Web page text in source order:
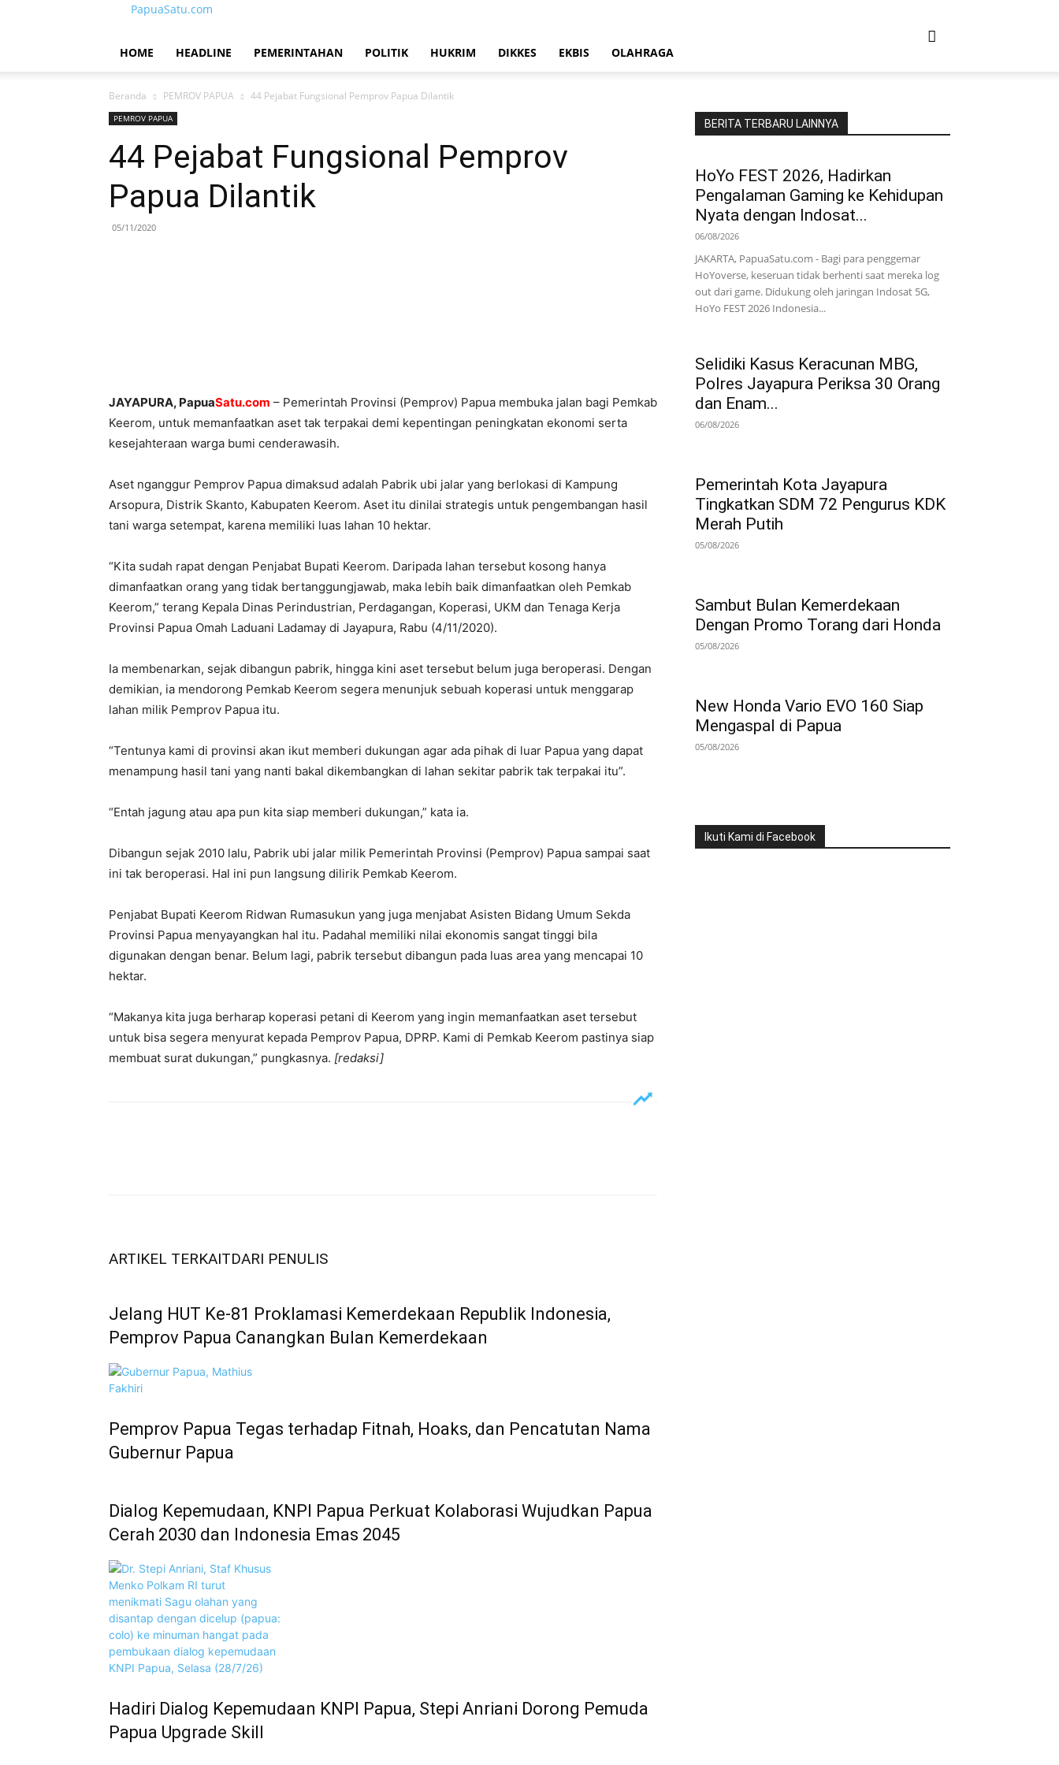
PapuaSatu.com
HOME HEADLINE PEMERINTAHAN POLITIK HUKRIM DIKKES EKBIS OLAHRAGA
Beranda PEMROV PAPUA 44 Pejabat Fungsional Pemprov Papua Dilantik
PEMROV PAPUA
44 Pejabat Fungsional Pemprov
Papua Dilantik
05/11/2020
JAYAPURA, PapuaSatu.com – Pemerintah Provinsi (Pemprov) Papua membuka jalan bagi Pemkab
Keerom, untuk memanfaatkan aset tak terpakai demi kepentingan peningkatan ekonomi serta
kesejahteraan warga bumi cenderawasih.
Aset nganggur Pemprov Papua dimaksud adalah Pabrik ubi jalar yang berlokasi di Kampung
Arsopura, Distrik Skanto, Kabupaten Keerom. Aset itu dinilai strategis untuk pengembangan hasil
tani warga setempat, karena memiliki luas lahan 10 hektar.
“Kita sudah rapat dengan Penjabat Bupati Keerom. Daripada lahan tersebut kosong hanya
dimanfaatkan orang yang tidak bertanggungjawab, maka lebih baik dimanfaatkan oleh Pemkab
Keerom,” terang Kepala Dinas Perindustrian, Perdagangan, Koperasi, UKM dan Tenaga Kerja
Provinsi Papua Omah Laduani Ladamay di Jayapura, Rabu (4/11/2020).
Ia membenarkan, sejak dibangun pabrik, hingga kini aset tersebut belum juga beroperasi. Dengan
demikian, ia mendorong Pemkab Keerom segera menunjuk sebuah koperasi untuk menggarap
lahan milik Pemprov Papua itu.
“Tentunya kami di provinsi akan ikut memberi dukungan agar ada pihak di luar Papua yang dapat
menampung hasil tani yang nanti bakal dikembangkan di lahan sekitar pabrik tak terpakai itu”.
“Entah jagung atau apa pun kita siap memberi dukungan,” kata ia.
Dibangun sejak 2010 lalu, Pabrik ubi jalar milik Pemerintah Provinsi (Pemprov) Papua sampai saat
ini tak beroperasi. Hal ini pun langsung dilirik Pemkab Keerom.
Penjabat Bupati Keerom Ridwan Rumasukun yang juga menjabat Asisten Bidang Umum Sekda
Provinsi Papua menyayangkan hal itu. Padahal memiliki nilai ekonomis sangat tinggi bila
digunakan dengan benar. Belum lagi, pabrik tersebut dibangun pada luas area yang mencapai 10
hektar.
“Makanya kita juga berharap koperasi petani di Keerom yang ingin memanfaatkan aset tersebut
untuk bisa segera menyurat kepada Pemprov Papua, DPRP. Kami di Pemkab Keerom pastinya siap
membuat surat dukungan,” pungkasnya. [redaksi]
ARTIKEL TERKAITDARI PENULIS
Jelang HUT Ke-81 Proklamasi Kemerdekaan Republik Indonesia,
Pemprov Papua Canangkan Bulan Kemerdekaan
Pemprov Papua Tegas terhadap Fitnah, Hoaks, dan Pencatutan Nama
Gubernur Papua
Dialog Kepemudaan, KNPI Papua Perkuat Kolaborasi Wujudkan Papua
Cerah 2030 dan Indonesia Emas 2045
Hadiri Dialog Kepemudaan KNPI Papua, Stepi Anriani Dorong Pemuda
Papua Upgrade Skill
BERITA TERBARU LAINNYA
HoYo FEST 2026, Hadirkan
Pengalaman Gaming ke Kehidupan
Nyata dengan Indosat...
06/08/2026
JAKARTA, PapuaSatu.com - Bagi para penggemar
HoYoverse, keseruan tidak berhenti saat mereka log
out dari game. Didukung oleh jaringan Indosat 5G,
HoYo FEST 2026 Indonesia...
Selidiki Kasus Keracunan MBG,
Polres Jayapura Periksa 30 Orang
dan Enam...
06/08/2026
Pemerintah Kota Jayapura
Tingkatkan SDM 72 Pengurus KDK
Merah Putih
05/08/2026
Sambut Bulan Kemerdekaan
Dengan Promo Torang dari Honda
05/08/2026
New Honda Vario EVO 160 Siap
Mengaspal di Papua
05/08/2026
Ikuti Kami di Facebook